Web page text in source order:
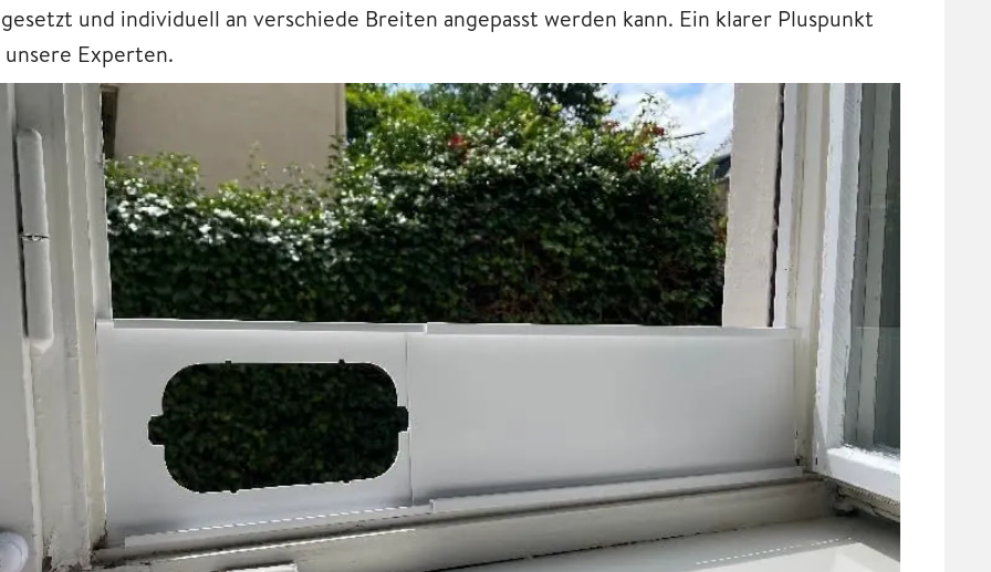
und individuell an verschiede Breiten angepasst werden kann. Ein klarer Pluspunkt
Experten.